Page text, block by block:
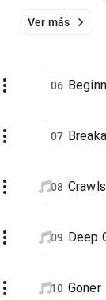
Ver más
06
07
08
09 Deep
10 Goner